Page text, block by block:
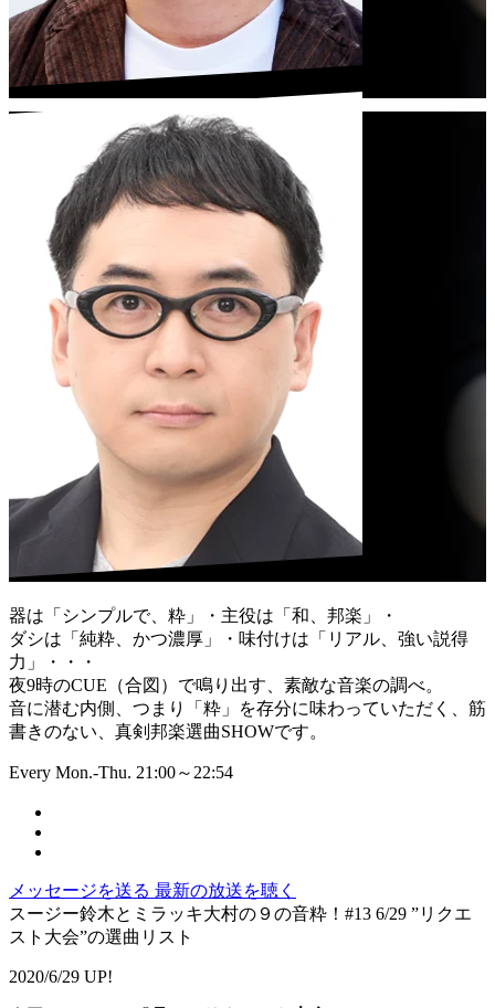
器は「シンプルで、粋」・主役は「和、邦楽」・
ダシは「純粋、かつ濃厚」・味付けは「リアル、強い説得
力」・・・
夜9時のCUE（合図）で鳴り出す、素敵な音楽の調べ。
音に潜む内側、つまり「粋」を存分に味わっていただく、筋
書きのない、真剣邦楽選曲SHOWです。
Every Mon.-Thu. 21:00～22:54
メッセージを送る 最新の放送を聴く
スージー鈴木とミラッキ大村の９の音粋！#13 6/29 ”リクエ
スト大会”の選曲リスト
2020/6/29 UP!